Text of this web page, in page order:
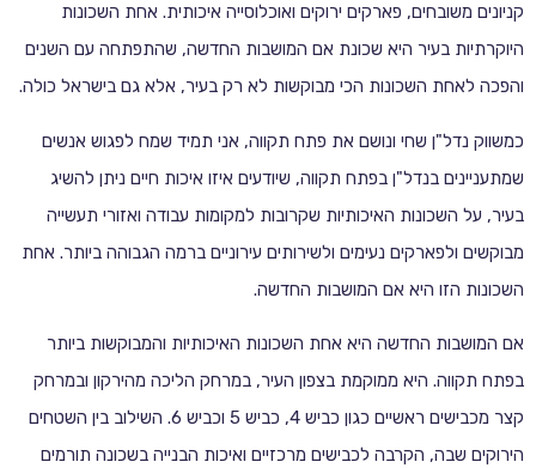
קניונים משובחים, פארקים ירוקים ואוכלוסייה איכותית. אחת השכונות
היוקרתיות בעיר היא שכונת אם המושבות החדשה, שהתפתחה עם השנים
והפכה לאחת השכונות הכי מבוקשות לא רק בעיר, אלא גם בישראל כולה.
כמשווק נדל"ן שחי ונושם את פתח תקווה, אני תמיד שמח לפגוש אנשים
שמתעניינים בנדל"ן בפתח תקווה, שיודעים איזו איכות חיים ניתן להשיג
בעיר, על השכונות האיכותיות שקרובות למקומות עבודה ואזורי תעשייה
מבוקשים ולפארקים נעימים ולשירותים עירוניים ברמה הגבוהה ביותר. אחת
השכונות הזו היא אם המושבות החדשה.
אם המושבות החדשה היא אחת השכונות האיכותיות והמבוקשות ביותר
בפתח תקווה. היא ממוקמת בצפון העיר, במרחק הליכה מהירקון ובמרחק
קצר מכבישים ראשיים כגון כביש 4, כביש 5 וכביש 6. השילוב בין השטחים
הירוקים שבה, הקרבה לכבישים מרכזיים ואיכות הבנייה בשכונה תורמים